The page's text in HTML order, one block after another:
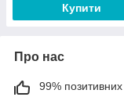
Купити
Про нас
99% позитивних